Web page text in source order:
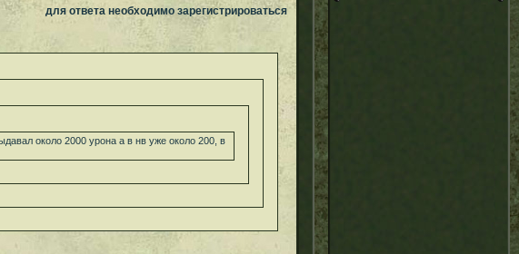
для ответа необходимо зарегистрироваться
около 2000 урона а в нв уже около 200, в